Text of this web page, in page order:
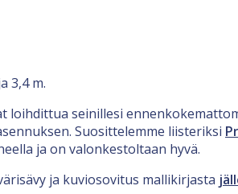
3,4 m.
seinillesi
Suosittelemme liisteriksi
ja on valonkestoltaan hyvä.
ja kuviosovitus mallikirjasta